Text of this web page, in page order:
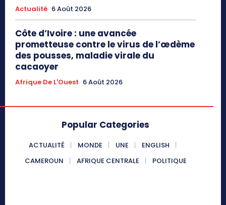
Actualité 6 Août 2026
Côte d’Ivoire : une avancée
prometteuse contre le virus de l’œdème
des pousses, maladie virale du
cacaoyer
Afrique De L'Ouest 6 Août 2026
Popular Categories
ACTUALITÉ MONDE UNE
ENGLISH
CAMEROUN
AFRIQUE CENTRALE POLITIQUE